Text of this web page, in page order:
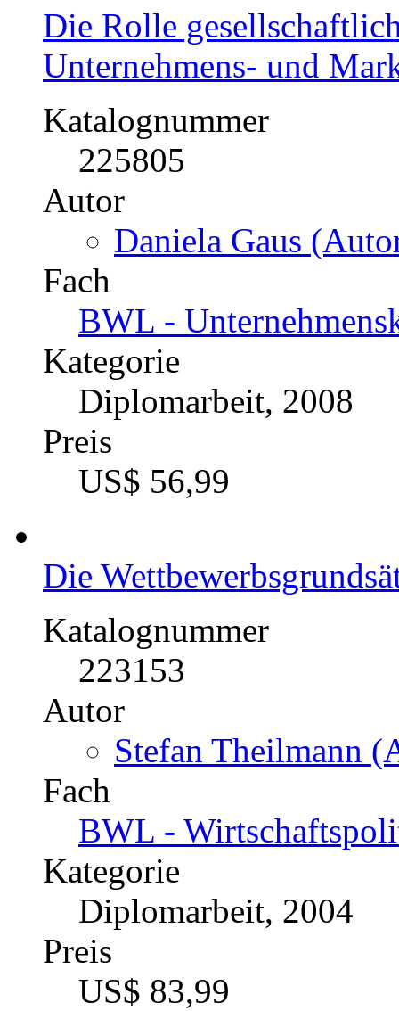
Fach
BWL - Offline-
Kategorie
Masterarbeit, 2002
Preis
US$ 75,99
Die Rolle
Unternehmens- und
Katalognummer
225805
Daniela Gaus
Fach
BWL -
Kategorie
Diplomarbeit, 2008
Preis
US$ 56,99
Die
Katalognummer
223153